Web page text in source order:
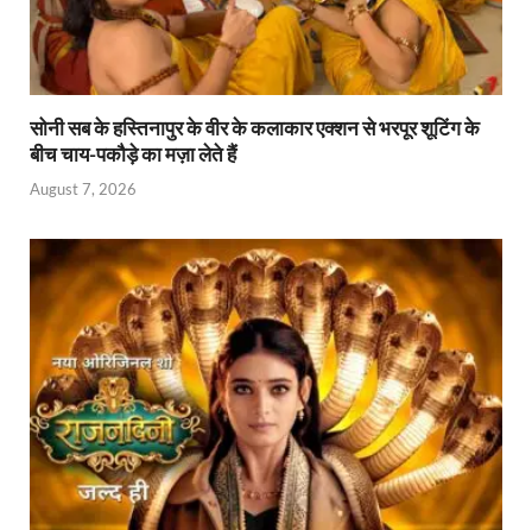
सोनी सब के हस्तिनापुर के वीर के कलाकार एक्शन से भरपूर शूटिंग के
बीच चाय-पकौड़े का मज़ा लेते हैं
August 7, 2026